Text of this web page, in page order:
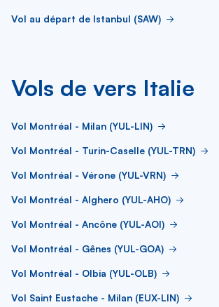
Vol au départ de Istanbul (SAW)
Vols de vers Italie
Vol Montréal - Milan (YUL-LIN)
Vol Montréal - Turin-Caselle (YUL-TRN)
Vol Montréal - Vérone (YUL-VRN)
Vol Montréal - Alghero (YUL-AHO)
Vol Montréal - Ancône (YUL-AOI)
Vol Montréal - Gênes (YUL-GOA)
Vol Montréal - Olbia (YUL-OLB)
Vol Saint Eustache - Milan (EUX-LIN)